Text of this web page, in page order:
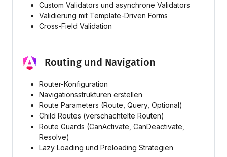
Custom Validators und asynchrone Validators
Validierung mit Template-Driven Forms
Cross-Field Validation
Routing und Navigation
Router-Konfiguration
Navigationsstrukturen erstellen
Route Parameters (Route, Query, Optional)
Child Routes (verschachtelte Routen)
Route Guards (CanActivate, CanDeactivate,
Resolve)
Lazy Loading und Preloading Strategien